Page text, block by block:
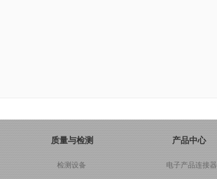
质量与检测
检测设备
产品中心
电子产品连接器